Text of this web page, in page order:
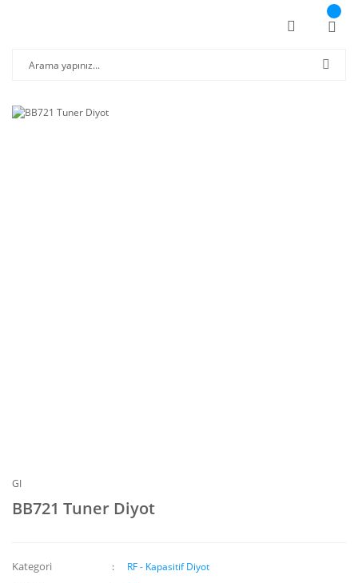
GI
BB721 Tuner Diyot
Kategori RF - Kapasitif Diyot